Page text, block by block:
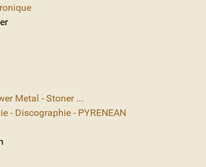
Metal - Stoner ...
- Discographie - PYRENEAN